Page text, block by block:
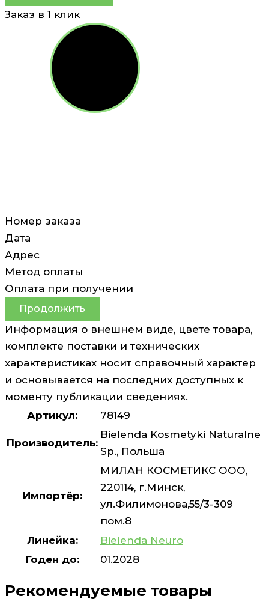
Заказ в 1 клик
Номер заказа
Дата
Адрес
Метод оплаты
Оплата при получении
Продолжить
Информация о внешнем виде, цвете товара,
комплекте поставки и технических
характеристиках носит справочный характер
и основывается на последних доступных к
моменту публикации сведениях.
Артикул:
78149
Производитель:
Bielenda Kosmetyki Naturalne
Sp., Польша
Импортёр:
МИЛАН КОСМЕТИКС ООО,
220114, г.Минск,
ул.Филимонова,55/3-309
пом.8
Линейка:
Bielenda Neuro
Годен до:
01.2028
Рекомендуемые товары